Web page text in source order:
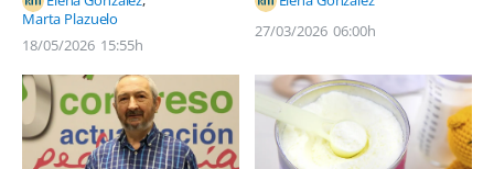
Marta Plazuelo
18/05/2026 15:55h
27/03/2026 06:00h